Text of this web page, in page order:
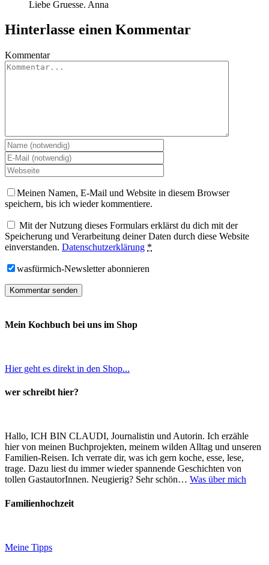
Liebe Gruesse. Anna
Hinterlasse einen Kommentar
Kommentar
Meinen Namen, E-Mail und Website in diesem Browser
speichern, bis ich wieder kommentiere.
Mit der Nutzung dieses Formulars erklärst du dich mit der
Speicherung und Verarbeitung deiner Daten durch diese Website
einverstanden. Datenschutzerklärung *
wasfürmich-Newsletter abonnieren
Mein Kochbuch bei uns im Shop
Hier geht es direkt in den Shop...
wer schreibt hier?
Hallo, ICH BIN CLAUDI, Journalistin und Autorin. Ich erzähle
hier von meinen Buchprojekten, meinem wilden Alltag und unseren
Familien-Reisen. Ich verrate dir, was ich gern koche, esse, lese,
trage. Dazu liest du immer wieder spannende Geschichten von
tollen GastautorInnen. Neugierig? Sehr schön… Was über mich
Familienhochzeit
Meine Tipps